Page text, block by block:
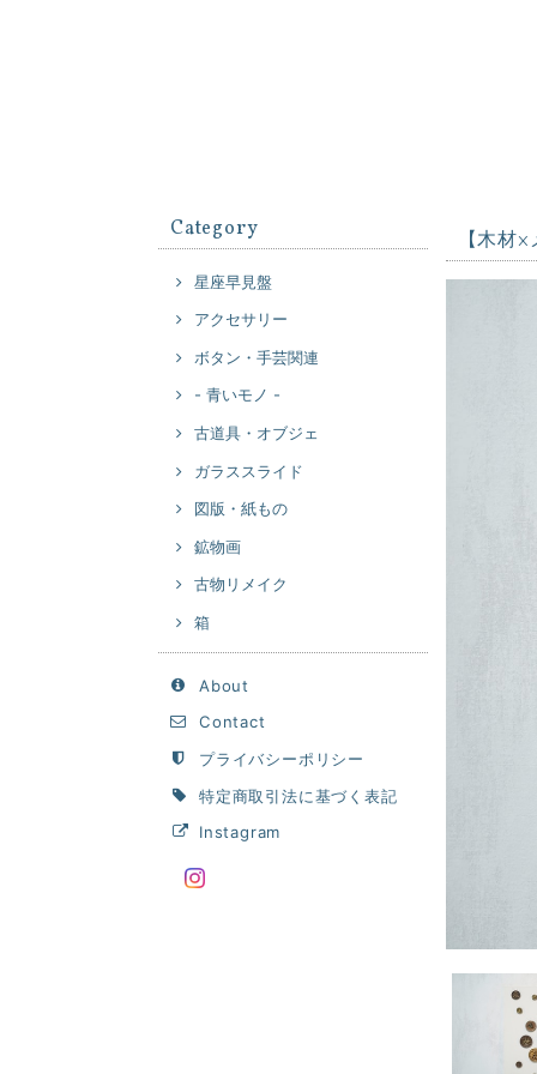
Category
星座早見盤
アクセサリー
ボタン・手芸関連
- 青いモノ -
古道具・オブジェ
ガラススライド
図版・紙もの
鉱物画
古物リメイク
箱
About
Contact
プライバシーポリシー
特定商取引法に基づく表記
Instagram
【木材